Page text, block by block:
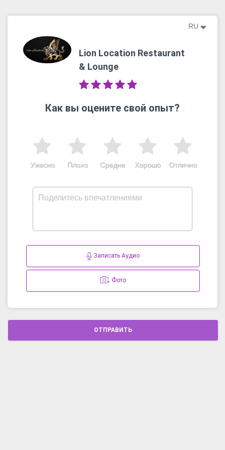
RU
Lion Location Restaurant
& Lounge
Как вы оцените свой опыт?
Отлично
Хорошо
Средне
Плохо
Ужасно
Записать Аудио
Фото
ОТПРАВИТЬ